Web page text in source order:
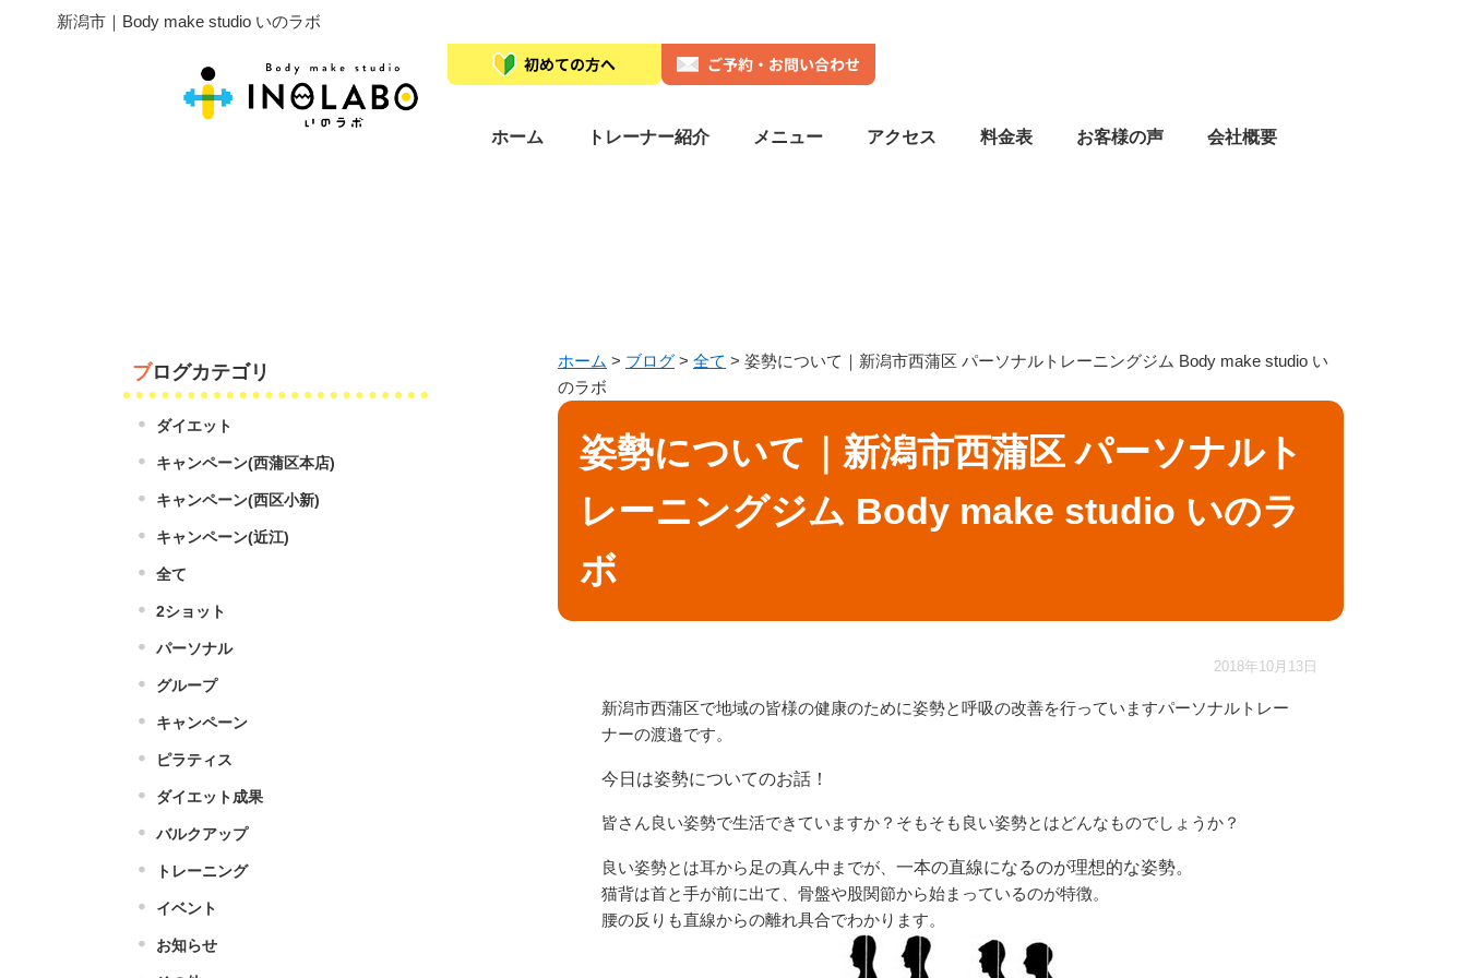
新潟市｜Body make studio いのラボ
ホーム トレーナー紹介 メニュー アクセス 料金表 お客様の声 会社概要
ホーム > ブログ > 全て > 姿勢について｜新潟市西蒲区 パーソナルトレーニングジム Body make studio い
のラボ
姿勢について｜新潟市西蒲区 パーソナルト
レーニングジム Body make studio いのラ
ボ
2018年10月13日
新潟市西蒲区で地域の皆様の健康のために姿勢と呼吸の改善を行っていますパーソナルトレー
ナーの渡邉です。
今日は姿勢についてのお話！
皆さん良い姿勢で生活できていますか？そもそも良い姿勢とはどんなものでしょうか？
良い姿勢とは耳から足の真ん中までが、 一本の直線になるのが理想的な姿勢。
猫背は首と手が前に出て、骨盤や股関節から始まっているのが特徴。
腰の反りも直線からの離れ具合でわかります。
ブログカテゴリ
ダイエット
キャンペーン(西蒲区本店)
キャンペーン(西区小新)
キャンペーン(近江)
全て
2ショット
パーソナル
グループ
キャンペーン
ピラティス
ダイエット成果
バルクアップ
トレーニング
イベント
お知らせ